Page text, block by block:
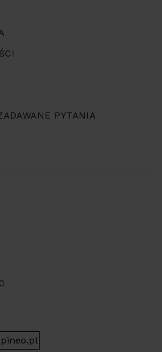
PYTANIA